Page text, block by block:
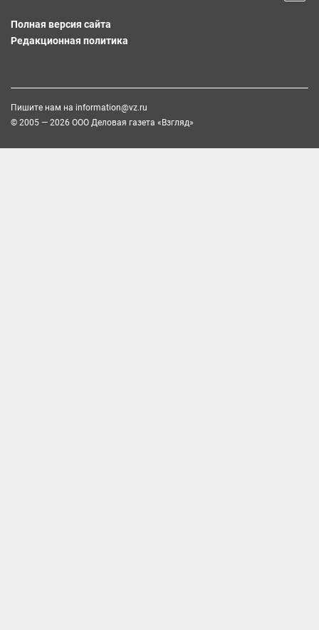
Полная версия сайта
Редакционная политика
Пишите нам на information@vz.ru
© 2005 — 2026 ООО Деловая газета «Взгляд»